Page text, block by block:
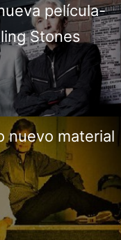
película-
Stones
nuevo material